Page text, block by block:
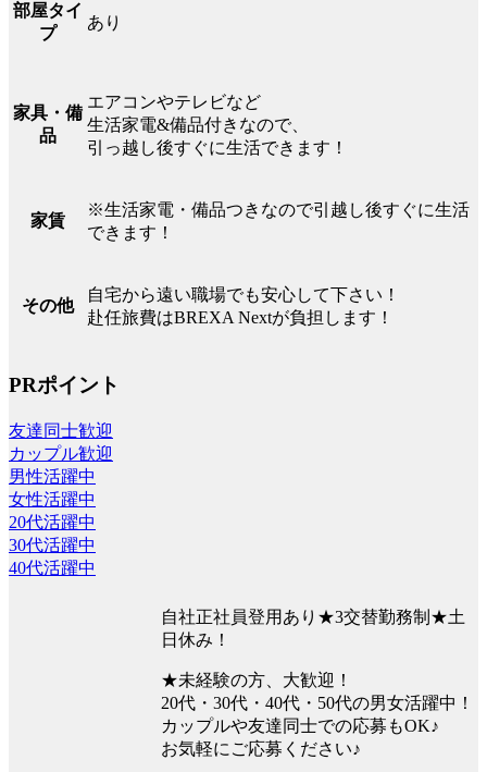
部屋タイ
プ
あり
家具・備
品
エアコンやテレビなど
生活家電&備品付きなので、
引っ越し後すぐに生活できます！
家賃
※生活家電・備品つきなので引越し後すぐに生活
できます！
その他
自宅から遠い職場でも安心して下さい！
赴任旅費はBREXA Nextが負担します！
PRポイント
友達同士歓迎
カップル歓迎
男性活躍中
女性活躍中
20代活躍中
30代活躍中
40代活躍中
自社正社員登用あり★3交替勤務制★土
日休み！
★未経験の方、大歓迎！
20代・30代・40代・50代の男女活躍中！
カップルや友達同士での応募もOK♪
お気軽にご応募ください♪